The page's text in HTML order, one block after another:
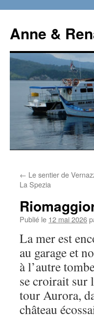
contenu
Anne &
← Le sentier de
La Spezia
Publié le 12 mai 2026
La mer est
au garage et
à l’autre
se croirait sur
tour Aurora,
château